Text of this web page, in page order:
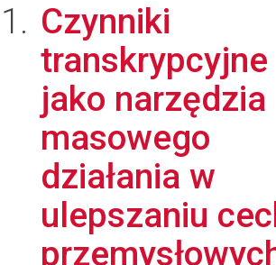
Czynniki
transkrypcyjne
jako narzędzia
masowego
działania w
ulepszaniu